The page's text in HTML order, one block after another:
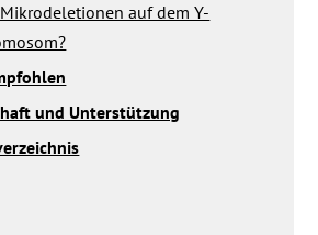
auf dem Y-
und Unterstützung